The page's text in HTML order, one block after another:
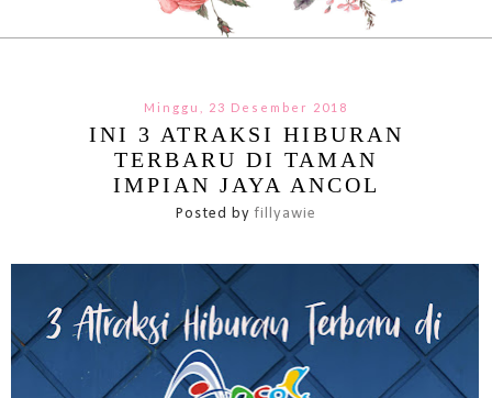
Minggu, 23 Desember 2018
INI 3 ATRAKSI HIBURAN
TERBARU DI TAMAN
IMPIAN JAYA ANCOL
Posted byfillyawie